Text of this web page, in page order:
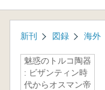
新刊 図録 海外
魅惑のトルコ陶器
: ビザンティン時
代からオスマン帝